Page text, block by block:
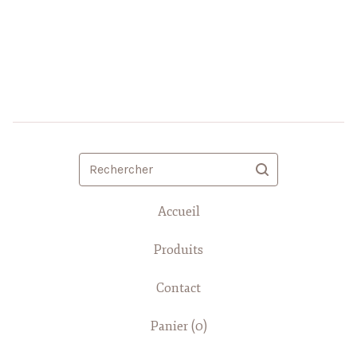
Rechercher
Accueil
Produits
Contact
Panier (0)